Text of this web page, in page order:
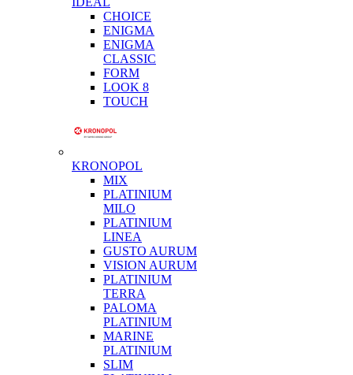
CHOICE
ENIGMA
ENIGMA
CLASSIC
FORM
LOOK 8
TOUCH
KRONOPOL
MIX
PLATINIUM
MILO
PLATINIUM
LINEA
GUSTO AURUM
VISION AURUM
PLATINIUM
TERRA
PALOMA
PLATINIUM
MARINE
PLATINIUM
SLIM